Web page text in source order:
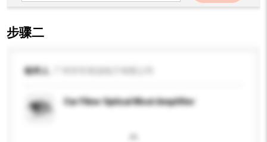
步骤二
收件人
Car Fiber Optical Most Amplifier